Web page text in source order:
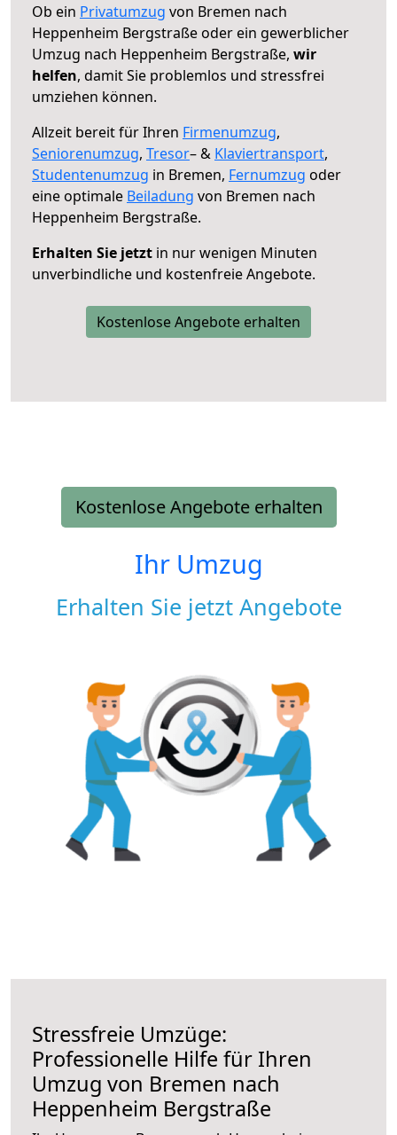
Ob ein Privatumzug von Bremen nach
Heppenheim Bergstraße oder ein gewerblicher
Umzug nach Heppenheim Bergstraße, wir
helfen, damit Sie problemlos und stressfrei
umziehen können.
Allzeit bereit für Ihren Firmenumzug,
Seniorenumzug, Tresor– & Klaviertransport,
Studentenumzug in Bremen, Fernumzug oder
eine optimale Beiladung von Bremen nach
Heppenheim Bergstraße.
Erhalten Sie jetzt in nur wenigen Minuten
unverbindliche und kostenfreie Angebote.
Kostenlose Angebote erhalten
Kostenlose Angebote erhalten
Ihr Umzug
Erhalten Sie jetzt Angebote
Stressfreie Umzüge:
Professionelle Hilfe für Ihren
Umzug von Bremen nach
Heppenheim Bergstraße